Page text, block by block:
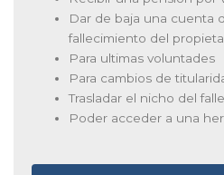
Dar de baja una cuenta
fallecimiento del
Para ultimas voluntades
Para cambios de
Trasladar el nicho del
Poder acceder a una